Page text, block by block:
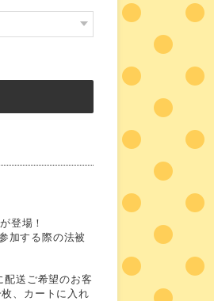
登場！
加する際の法被
送ご希望のお客
、カートに入れ